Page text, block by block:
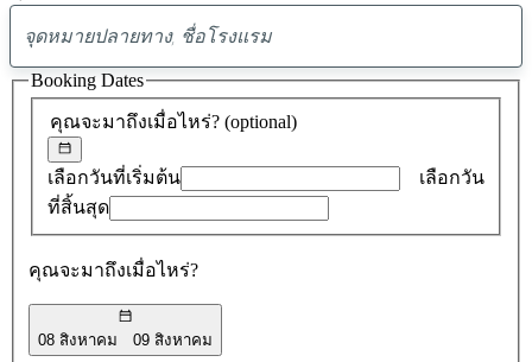
พบ
ข้อ
เสนอ
0
คุณจะมาถึงเมื่อไหร่? (optional)
เลือกวันที่เริ่มต้น
เลือกวัน
ที่สิ้นสุด
คุณจะมาถึงเมื่อไหร่?
08 สิงหาคม 09 สิงหาคม
Booking Dates